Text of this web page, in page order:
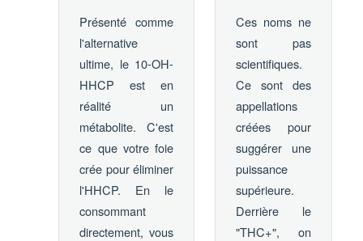
Présenté comme
l'alternative
ultime, le 10-OH-
HHCP est en
réalité un
métabolite. C'est
ce que votre foie
crée pour éliminer
l'HHCP. En le
consommant
directement, vous
Ces noms ne
sont pas
scientifiques.
Ce sont des
appellations
créées pour
suggérer une
puissance
supérieure.
Derrière le
"THC+", on